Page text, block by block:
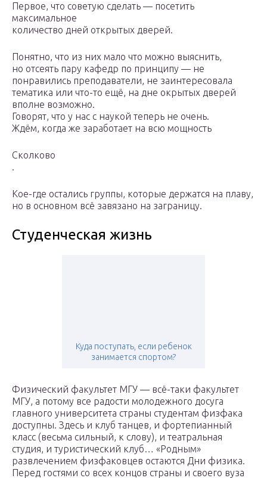
Первое, что советую сделать — посетить
максимальное
количество дней открытых дверей.
Понятно, что из них мало что можно выяснить,
но отсеять пару кафедр по принципу — не
понравились преподаватели, не заинтересовала
тематика или что-то ещё, на дне окрытых дверей
вполне возможно.
Говорят, что у нас с наукой теперь не очень.
Ждём, когда же заработает на всю мощность
Сколково
.
Кое-где остались группы, которые держатся на плаву,
но в основном всё завязано на заграницу.
Студенческая жизнь
Куда поступать, если ребенок
занимается спортом?
Физический факультет МГУ — всё-таки факультет
МГУ, а потому все радости молодежного досуга
главного университета страны студентам физфака
доступны. Здесь и клуб танцев, и фортепианный
класс (весьма сильный, к слову), и театральная
студия, и туристический клуб… «Родным»
развлечением физфаковцев остаются Дни физика.
Перед гостями со всех концов страны и своего вуза